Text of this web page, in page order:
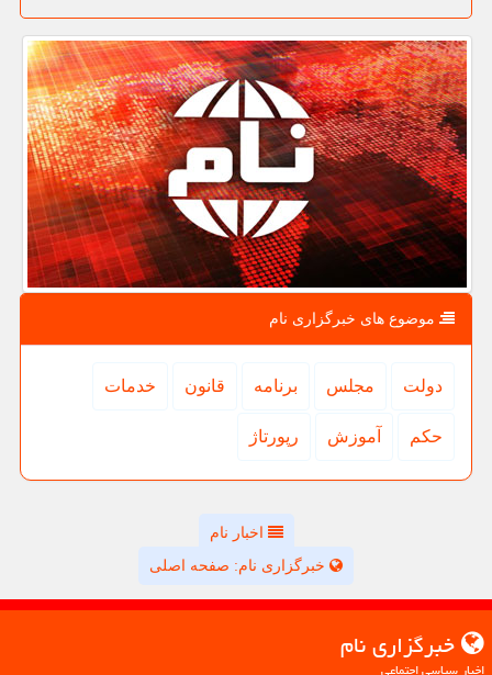
موضوع های خبرگزاری نام
دولت مجلس برنامه قانون خدمات
حكم آموزش رپورتاژ
اخبار نام
خبرگزاری نام: صفحه اصلی
خبرگزاری نام